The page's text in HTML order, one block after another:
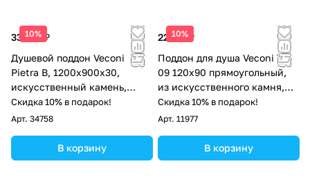
10%
33 015 ₽
Душевой поддон Veconi
Pietra B, 1200x900x30,
искусственный камень,
черный
Скидка 10% в подарок!
Арт. 34758
В корзину
10%
22 177 ₽
Поддон для душа Veconi TZ-
09 120х90 прямоугольный,
из искусственного камня,
белый
Скидка 10% в подарок!
Арт. 11977
В корзину